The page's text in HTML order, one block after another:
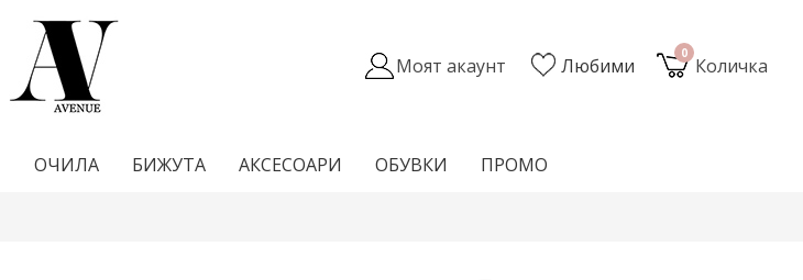
0
Количка
Любими
Моят акаунт
ОЧИЛА БИЖУТА АКСЕСОАРИ ОБУВКИ ПРОМО